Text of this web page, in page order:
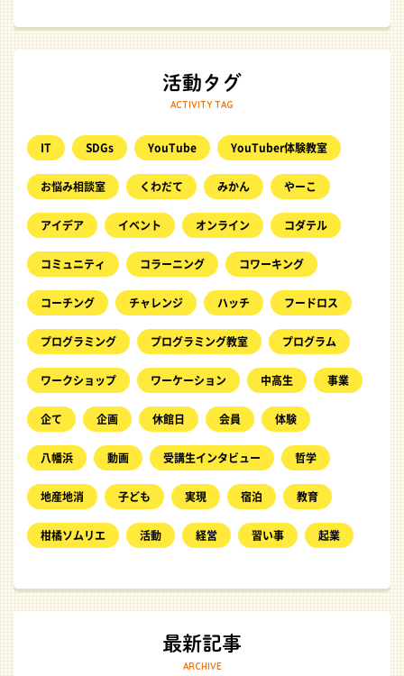
ACTIVITY TAG
IT SDGs YouTube YouTuber体験教室
お悩み相談室 くわだて みかん やーこ
アイデア イベント オンライン コダテル
コミュニティ コラーニング コワーキング
コーチング チャレンジ ハッチ フードロス
プログラミング プログラミング教室 プログラム
ワークショップ ワーケーション 中高生 事業
企て 企画 休館日 会員 体験
八幡浜 動画 受講生インタビュー 哲学
地産地消 子ども 実現 宿泊 教育
柑橘ソムリエ 活動 経営 習い事 起業
ARCHIVE